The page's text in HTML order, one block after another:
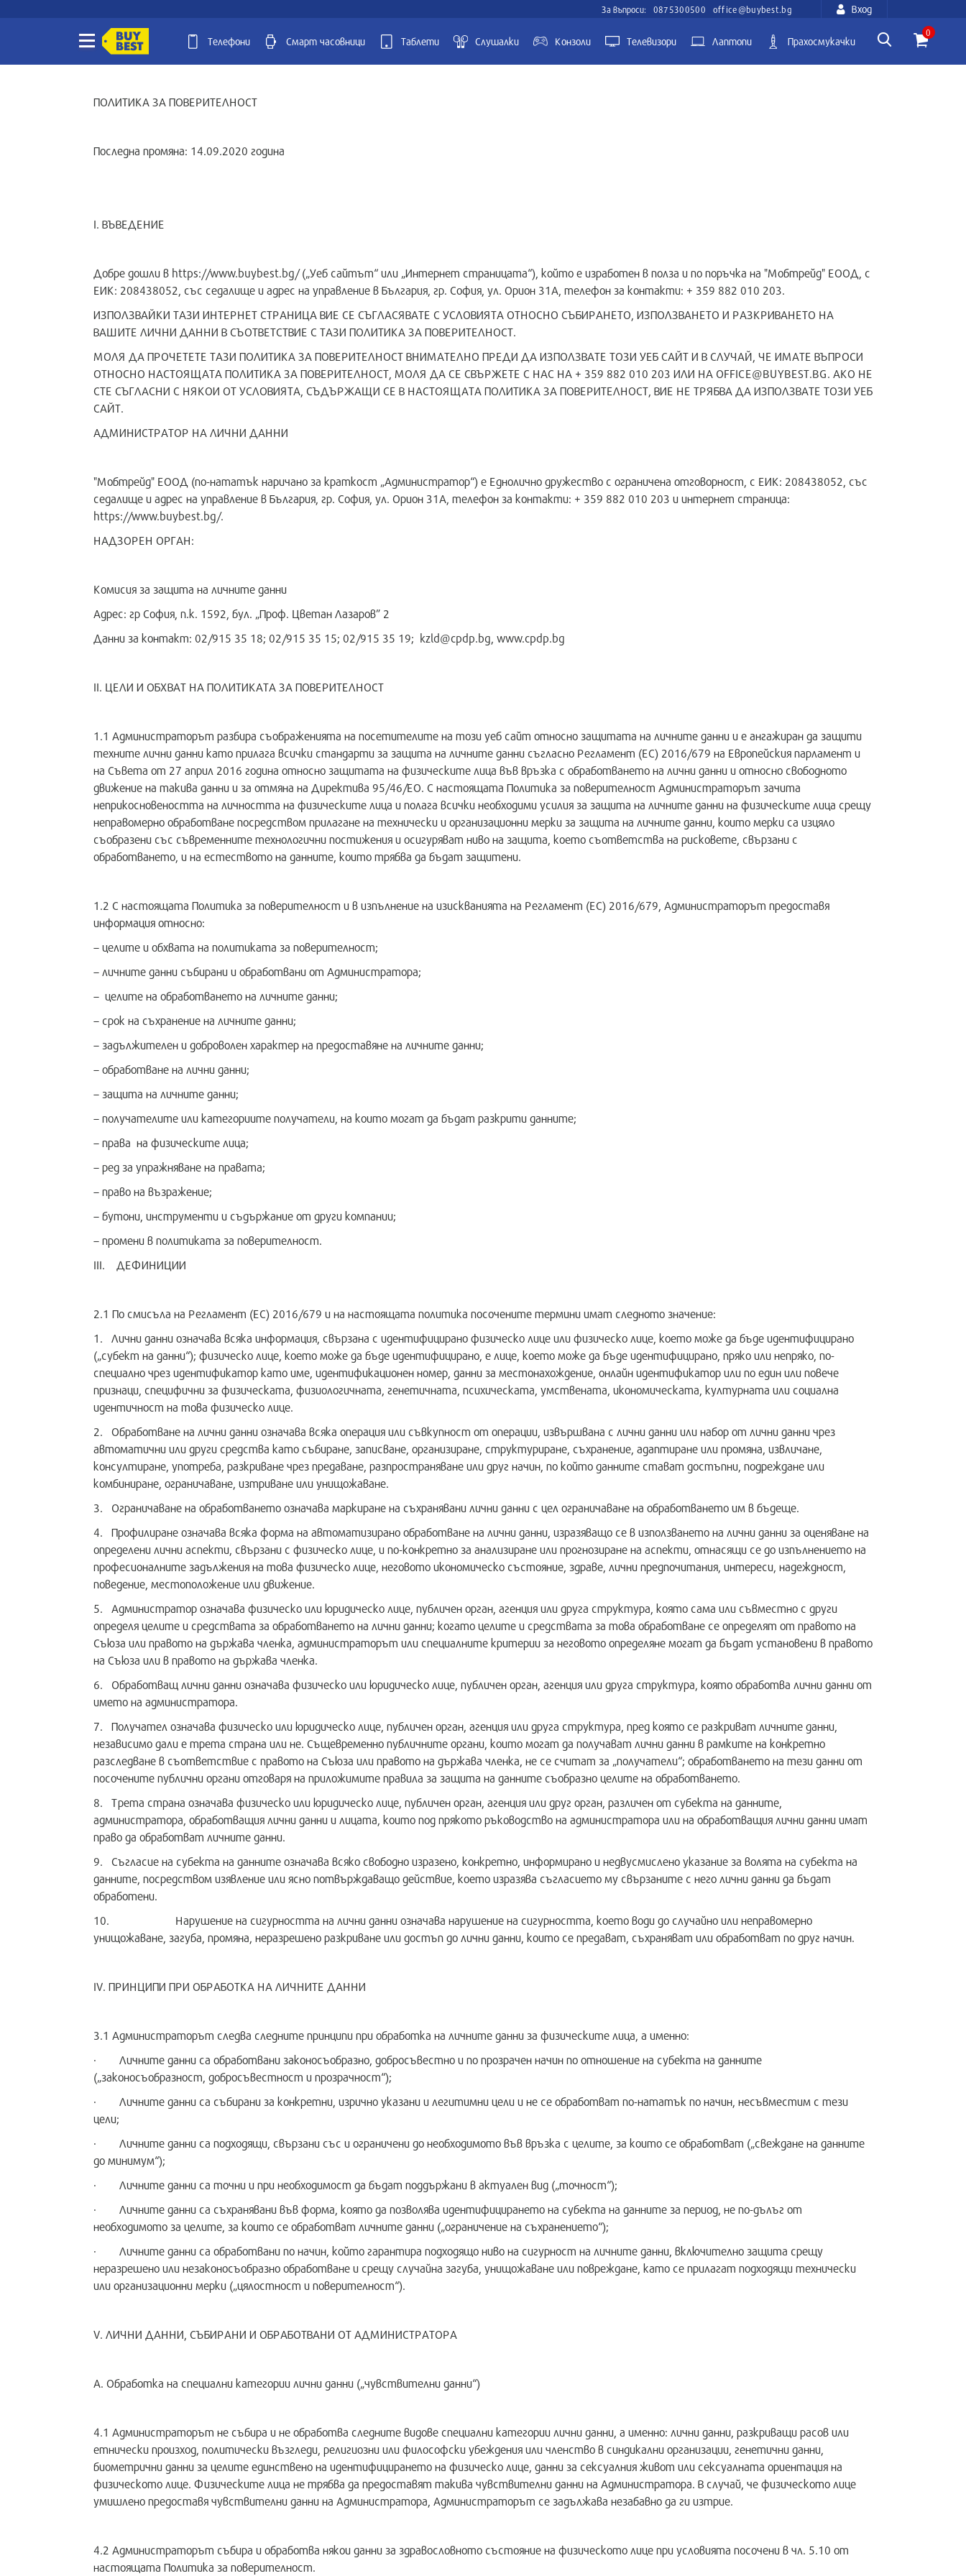
За въпроси: 0875300500 office@buybest.bg Вход
Телефони Смарт часовници Таблети Слушалки Kонзоли Телевизори Лаптопи Прахосмукачки
0
ПОЛИТИКА ЗА ПОВЕРИТЕЛНОСТ
Последна промяна: 14.09.2020 година
I. ВЪВЕДЕНИЕ
Добре дошли в https://www.buybest.bg/ („Уеб сайтът“ или „Интернет страницата“), който е изработен в полза и по поръчка на "Мобтрейд" ЕООД, с
ЕИК: 208438052, със седалище и адрес на управление в България, гр. София, ул. Орион 31А, телефон за контакти: + 359 882 010 203.
ИЗПОЛЗВАЙКИ ТАЗИ ИНТЕРНЕТ СТРАНИЦА ВИЕ СЕ СЪГЛАСЯВАТЕ С УСЛОВИЯТА ОТНОСНО СЪБИРАНЕТО, ИЗПОЛЗВАНЕТО И РАЗКРИВАНЕТО НА
ВАШИТЕ ЛИЧНИ ДАННИ В СЪОТВЕТСТВИЕ С ТАЗИ ПОЛИТИКА ЗА ПОВЕРИТЕЛНОСТ.
МОЛЯ ДА ПРОЧЕТЕТЕ ТАЗИ ПОЛИТИКА ЗА ПОВЕРИТЕЛНОСТ ВНИМАТЕЛНО ПРЕДИ ДА ИЗПОЛЗВАТЕ ТОЗИ УЕБ САЙТ И В СЛУЧАЙ, ЧЕ ИМАТЕ ВЪПРОСИ
ОТНОСНО НАСТОЯЩАТА ПОЛИТИКА ЗА ПОВЕРИТЕЛНОСТ, МОЛЯ ДА СЕ СВЪРЖЕТЕ С НАС НА + 359 882 010 203 ИЛИ НА OFFICE@BUYBEST.BG. АКО НЕ
СТЕ СЪГЛАСНИ С НЯКОИ ОТ УСЛОВИЯТА, СЪДЪРЖАЩИ СЕ В НАСТОЯЩАТА ПОЛИТИКА ЗА ПОВЕРИТЕЛНОСТ, ВИЕ НЕ ТРЯБВА ДА ИЗПОЛЗВАТЕ ТОЗИ УЕБ
САЙТ.
АДМИНИСТРАТОР НА ЛИЧНИ ДАННИ
"Мобтрейд" ЕООД (по-нататък наричано за краткост „Администратор“) е Еднолично дружество с ограничена отговорност, с ЕИК: 208438052, със
седалище и адрес на управление в България, гр. София, ул. Орион 31А, телефон за контакти: + 359 882 010 203 и интернет страница:
https://www.buybest.bg/.
НАДЗОРЕН ОРГАН:
Комисия за защита на личните данни
Адрес: гр София, п.к. 1592, бул. „Проф. Цветан Лазаров” 2
Данни за контакт: 02/915 35 18; 02/915 35 15; 02/915 35 19; kzld@cpdp.bg, www.cpdp.bg
II. ЦЕЛИ И ОБХВАТ НА ПОЛИТИКАТА ЗА ПОВЕРИТЕЛНОСТ
1.1 Администраторът разбира съображенията на посетителите на този уеб сайт относно защитата на личните данни и е ангажиран да защити
техните лични данни като прилага всички стандарти за защита на личните данни съгласно Регламент (ЕС) 2016/679 на Европейския парламент и
на Съвета от 27 април 2016 година относно защитата на физическите лица във връзка с обработването на лични данни и относно свободното
движение на такива данни и за отмяна на Директива 95/46/ЕО. С настоящата Политика за поверителност Администраторът зачита
неприкосновеността на личността на физическите лица и полага всички необходими усилия за защита на личните данни на физическите лица срещу
неправомерно обработване посредством прилагане на технически и организационни мерки за защита на личните данни, които мерки са изцяло
съобразени със съвременните технологични постижения и осигуряват ниво на защита, което съответства на рисковете, свързани с
обработването, и на естеството на данните, които трябва да бъдат защитени.
1.2 С настоящата Политика за поверителност и в изпълнение на изискванията на Регламент (ЕС) 2016/679, Администраторът предоставя
информация относно:
– целите и обхвата на политиката за поверителност;
– личните данни събирани и обработвани от Администратора;
– целите на обработването на личните данни;
– срок на съхранение на личните данни;
– задължителен и доброволен характер на предоставяне на личните данни;
– обработване на лични данни;
– защита на личните данни;
– получателите или категориите получатели, на които могат да бъдат разкрити данните;
– права на физическите лица;
– ред за упражняване на правата;
– право на възражение;
– бутони, инструменти и съдържание от други компании;
– промени в политиката за поверителност.
III. ДЕФИНИЦИИ
2.1 По смисъла на Регламент (ЕС) 2016/679 и на настоящата политика посочените термини имат следното значение:
1. Лични данни означава всяка информация, свързана с идентифицирано физическо лице или физическо лице, което може да бъде идентифицирано
(„субект на данни“); физическо лице, което може да бъде идентифицирано, е лице, което може да бъде идентифицирано, пряко или непряко, по-
специално чрез идентификатор като име, идентификационен номер, данни за местонахождение, онлайн идентификатор или по един или повече
признаци, специфични за физическата, физиологичната, генетичната, психическата, умствената, икономическата, културната или социална
идентичност на това физическо лице.
2. Обработване на лични данни означава всяка операция или съвкупност от операции, извършвана с лични данни или набор от лични данни чрез
автоматични или други средства като събиране, записване, организиране, структуриране, съхранение, адаптиране или промяна, извличане,
консултиране, употреба, разкриване чрез предаване, разпространяване или друг начин, по който данните стават достъпни, подреждане или
комбиниране, ограничаване, изтриване или унищожаване.
3. Oграничаване на обработването означава маркиране на съхранявани лични данни с цел ограничаване на обработването им в бъдеще.
4. Профилиране означава всяка форма на автоматизирано обработване на лични данни, изразяващо се в използването на лични данни за оценяване на
определени лични аспекти, свързани с физическо лице, и по-конкретно за анализиране или прогнозиране на аспекти, отнасящи се до изпълнението на
професионалните задължения на това физическо лице, неговото икономическо състояние, здраве, лични предпочитания, интереси, надеждност,
поведение, местоположение или движение.
5. Aдминистратор означава физическо или юридическо лице, публичен орган, агенция или друга структура, която сама или съвместно с други
определя целите и средствата за обработването на лични данни; когато целите и средствата за това обработване се определят от правото на
Съюза или правото на държава членка, администраторът или специалните критерии за неговото определяне могат да бъдат установени в правото
на Съюза или в правото на държава членка.
6. Oбработващ лични данни означава физическо или юридическо лице, публичен орган, агенция или друга структура, която обработва лични данни от
името на администратора.
7. Получател означава физическо или юридическо лице, публичен орган, агенция или друга структура, пред която се разкриват личните данни,
независимо дали е трета страна или не. Същевременно публичните органи, които могат да получават лични данни в рамките на конкретно
разследване в съответствие с правото на Съюза или правото на държава членка, не се считат за „получатели“; обработването на тези данни от
посочените публични органи отговаря на приложимите правила за защита на данните съобразно целите на обработването.
8. Tрета страна означава физическо или юридическо лице, публичен орган, агенция или друг орган, различен от субекта на данните,
администратора, обработващия лични данни и лицата, които под прякото ръководство на администратора или на обработващия лични данни имат
право да обработват личните данни.
9. Съгласие на субекта на данните означава всяко свободно изразено, конкретно, информирано и недвусмислено указание за волята на субекта на
данните, посредством изявление или ясно потвърждаващо действие, което изразява съгласието му свързаните с него лични данни да бъдат
обработени.
10. Нарушение на сигурността на лични данни означава нарушение на сигурността, което води до случайно или неправомерно
унищожаване, загуба, промяна, неразрешено разкриване или достъп до лични данни, които се предават, съхраняват или обработват по друг начин.
IV. ПРИНЦИПИ ПРИ ОБРАБОТКА НА ЛИЧНИТЕ ДАННИ
3.1 Администраторът следва следните принципи при обработка на личните данни за физическите лица, а именно:
· Личните данни са обработвани законосъобразно, добросъвестно и по прозрачен начин по отношение на субекта на данните
(„законосъобразност, добросъвестност и прозрачност“);
· Личните данни са събирани за конкретни, изрично указани и легитимни цели и не се обработват по-нататък по начин, несъвместим с тези
цели;
· Личните данни са подходящи, свързани със и ограничени до необходимото във връзка с целите, за които се обработват („свеждане на данните
до минимум“);
· Личните данни са точни и при необходимост да бъдат поддържани в актуален вид („точност“);
· Личните данни са съхранявани във форма, която да позволява идентифицирането на субекта на данните за период, не по-дълъг от
необходимото за целите, за които се обработват личните данни („ограничение на съхранението“);
· Личните данни са обработвани по начин, който гарантира подходящо ниво на сигурност на личните данни, включително защита срещу
неразрешено или незаконосъобразно обработване и срещу случайна загуба, унищожаване или повреждане, като се прилагат подходящи технически
или организационни мерки („цялостност и поверителност“).
V. ЛИЧНИ ДАННИ, СЪБИРАНИ И ОБРАБОТВАНИ ОТ АДМИНИСТРАТОРА
А. Обработка на специални категории лични данни („чувствителни данни“)
4.1 Администраторът не събира и не обработва следните видове специални категории лични данни, а именно: лични данни, разкриващи расов или
етнически произход, политически възгледи, религиозни или философски убеждения или членство в синдикални организации, генетични данни,
биометрични данни за целите единствено на идентифицирането на физическо лице, данни за сексуалния живот или сексуалната ориентация на
физическото лице. Физическите лица не трябва да предоставят такива чувствителни данни на Администратора. В случай, че физическото лице
умишлено предоставя чувствителни данни на Администратора, Администраторът се задължава незабавно да ги изтрие.
4.2 Администраторът събира и обработва някои данни за здравословното състояние на физическото лице при условията посочени в чл. 5.10 от
настоящата Политика за поверителност.